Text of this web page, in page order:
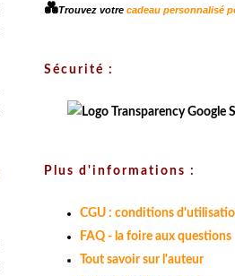
💑Trouvez votre cadeau personnalisé
Sécurité :
Plus d'informations :
CGU : conditions
FAQ - la foire aux questions
Tout savoir sur l'auteur